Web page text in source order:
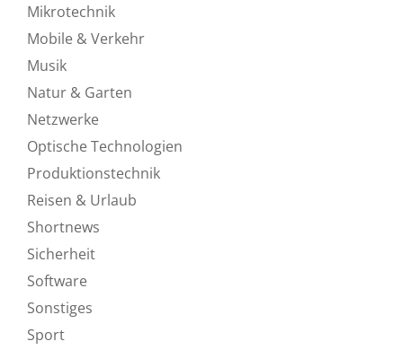
Mikrotechnik
Mobile & Verkehr
Musik
Natur & Garten
Netzwerke
Optische Technologien
Produktionstechnik
Reisen & Urlaub
Shortnews
Sicherheit
Software
Sonstiges
Sport